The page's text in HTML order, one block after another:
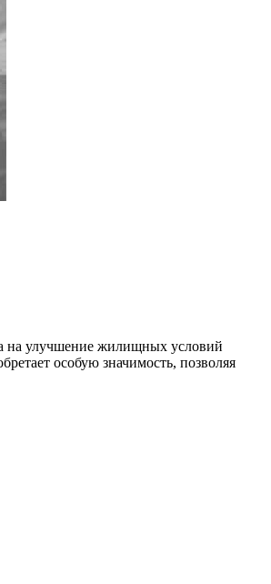
на улучшение жилищных условий
особую значимость, позволяя